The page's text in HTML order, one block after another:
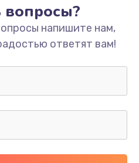
руб.
звука
руб.
вопросы?
напишите нам,
ответят вам!